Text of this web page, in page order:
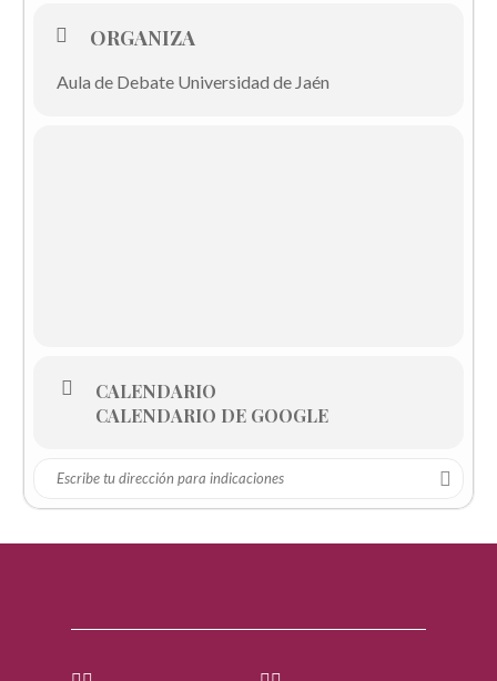
ORGANIZA
Aula de Debate Universidad de Jaén
CALENDARIO
CALENDARIO DE GOOGLE